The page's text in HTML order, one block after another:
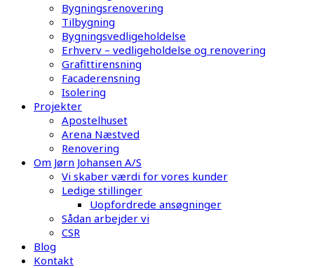
Bygningsrenovering
Tilbygning
Bygningsvedligeholdelse
Erhverv – vedligeholdelse og renovering
Grafittirensning
Facaderensning
Isolering
Projekter
Apostelhuset
Arena Næstved
Renovering
Om Jørn Johansen A/S
Vi skaber værdi for vores kunder
Ledige stillinger
Uopfordrede ansøgninger
Sådan arbejder vi
CSR
Blog
Kontakt